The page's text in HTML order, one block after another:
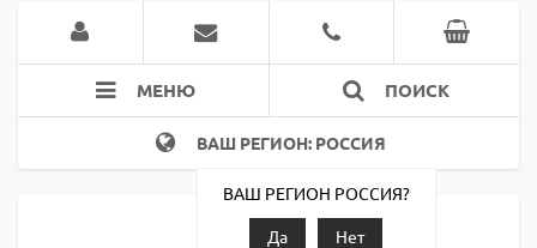
МЕНЮ ПОИСК
ВАШ РЕГИОН: РОССИЯ
ВАШ РЕГИОН РОССИЯ?
Да
Нет